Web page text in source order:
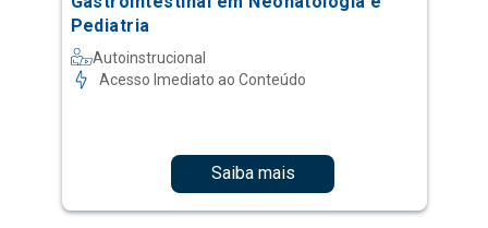
Pediatria
Autoinstrucional
Acesso Imediato ao Conteúdo
Saiba mais